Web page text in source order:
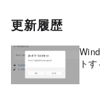
更新履歴
ト